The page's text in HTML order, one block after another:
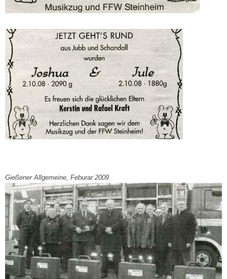
Gießener Allgemeine, Feburar 2009